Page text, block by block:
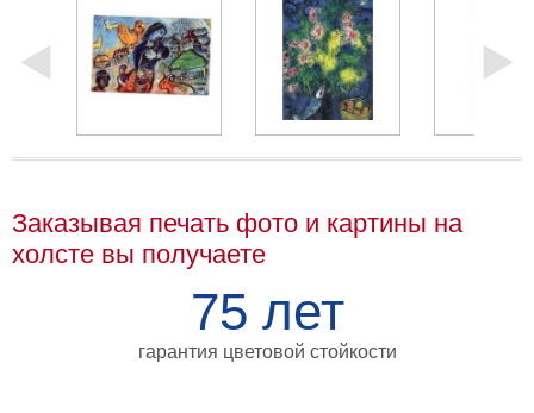
холсте
работы
Заказывая печать фото и картины на
холсте вы получаете
75 лет
гарантия цветовой стойкости